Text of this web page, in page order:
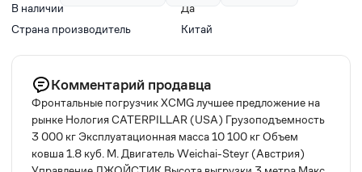
В наличии
Да
Страна производитель
Китай
Комментарий продавца
Фронтальные погрузчик XCMG лучшее предложение на
рынке Нология CATERPILLAR (USA) Грузоподъемность
3 000 кг Эксплуатационная масса 10 100 кг Объем
ковша 1.8 куб. М. Двигатель Weichai-Steyr (Австрия)